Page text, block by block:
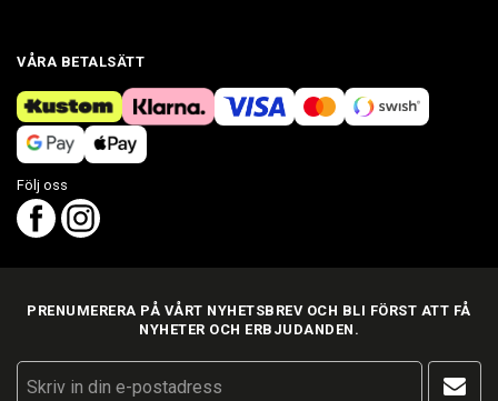
VÅRA BETALSÄTT
Följ oss
PRENUMERERA PÅ VÅRT NYHETSBREV OCH BLI FÖRST ATT FÅ
NYHETER OCH ERBJUDANDEN.